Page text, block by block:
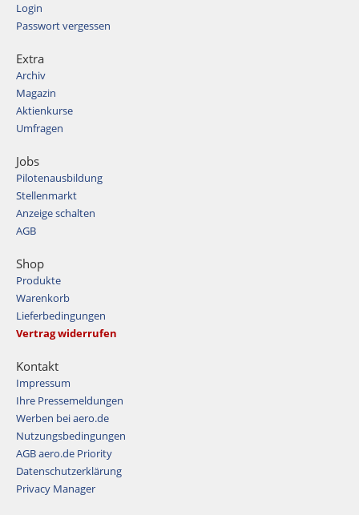
Login
Passwort vergessen
Extra
Archiv
Magazin
Aktienkurse
Umfragen
Jobs
Pilotenausbildung
Stellenmarkt
Anzeige schalten
AGB
Shop
Produkte
Warenkorb
Lieferbedingungen
Vertrag widerrufen
Kontakt
Impressum
Ihre Pressemeldungen
Werben bei aero.de
Nutzungsbedingungen
AGB aero.de Priority
Datenschutzerklärung
Privacy Manager